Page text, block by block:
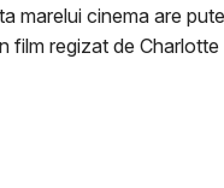
marelui cinema are
film regizat de